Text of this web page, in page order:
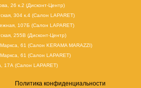
26 к.2 (Дисконт-Центр)
304 к.4 (Салон LAPARET)
107Б (Салон LAPARET)
255В (Дисконт-Центр)
61 (Салон KERAMA MARAZZI)
61 (Салон LAPARET)
17А (Салон LAPARET)
Политика конфиденциальности